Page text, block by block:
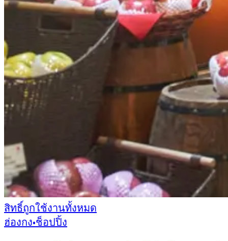
สิทธิ์ถูกใช้งานทั้งหมด
ฮ่องกง•ช็อปปิ้ง